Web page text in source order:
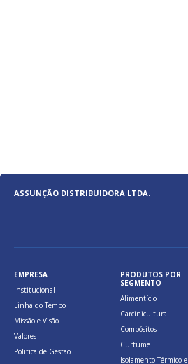
ASSUNÇÃO DISTRIBUIDORA LTDA.
EMPRESA
Institucional
Linha do Tempo
Missão e Visão
Valores
Politica de Gestão
PRODUTOS POR
SEGMENTO
Alimentício
Carcinicultura
Compósitos
Curtume
Isolamento Térmico e